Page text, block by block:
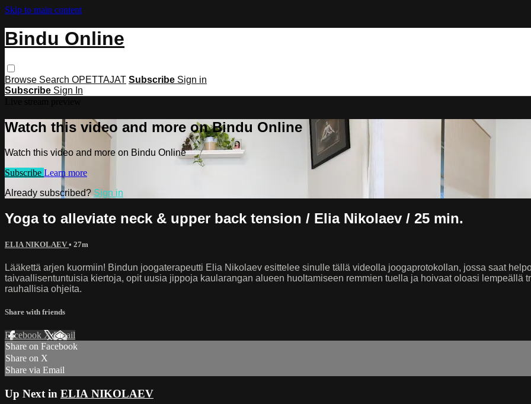
Skip to main content
Bindu Online
Browse Search OPETTAJAT Subscribe Sign in
Subscribe Sign In
Watch this video and more on Bindu Online
Watch this video and more on Bindu Online
Subscribe Learn more
Already subscribed? Sign in
Yoga to alleviate neck & upper back tension / Elia Nikolaev / 25 min.
ELIA NIKOLAEV • 27m
Lääkettä arjen kuormiin! Bindun joogaterapeutti Elia Nikolaev esittelee sinulle tällä videolla joogaprotokollan, jossa saat
taivaallisentuntuisia kiertoja, opit uusia jippoja kaularangan alueen huoltamiseen remmien tuella ja hoivaat oloasi lempeällä
rauhallisia ohjeita.
Share with friends
Facebook XEmail
Share on Facebook
Share on X
Share via Email
Up Next in ELIA NIKOLAEV